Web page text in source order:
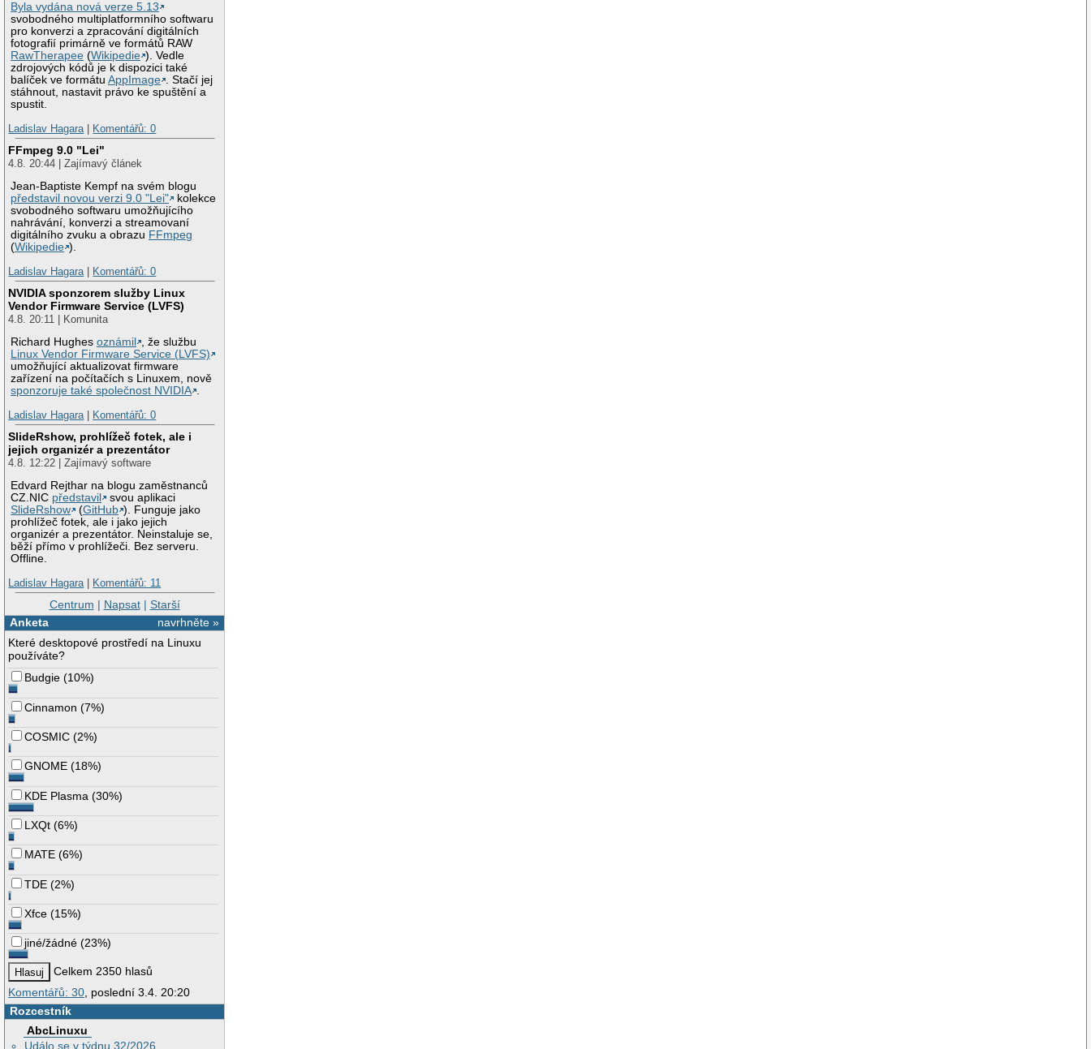
Byla vydána nová verze 5.13
svobodného multiplatformního softwaru
pro konverzi a zpracování digitálních
fotografií primárně ve formátů RAW
RawTherapee (Wikipedie ). Vedle
zdrojových kódů je k dispozici také
balíček ve formátuAppImage . Stačí jej
stáhnout, nastavit právo ke spuštění a
spustit.
Ladislav Hagara| Komentářů: 0
FFmpeg 9.0 "Lei"
4.8. 20:44 | Zajímavý článek
Jean-Baptiste Kempf na svém blogu
představil novou verzi 9.0 "Lei"
kolekce
svobodného softwaru umožňujícího
nahrávání, konverzi a streamovaní
digitálního zvuku a obrazu FFmpeg
(Wikipedie ).
Ladislav Hagara| Komentářů: 0
NVIDIA sponzorem služby Linux
Vendor Firmware Service (LVFS)
4.8. 20:11 | Komunita
Richard Hughesoznámil
, že službu
Linux Vendor Firmware Service (LVFS)
umožňující aktualizovat firmware
zařízení na počítačích s Linuxem, nově
sponzoruje také společnost NVIDIA .
Ladislav Hagara| Komentářů: 0
SlideRshow, prohlížeč fotek, ale i
jejich organizér a prezentátor
4.8. 12:22 | Zajímavý software
Edvard Rejthar na blogu zaměstnanců
CZ.NIC představil
svou aplikaci
SlideRshow
(GitHub ). Funguje jako
prohlížeč fotek, ale i jako jejich
organizér a prezentátor. Neinstaluje se,
běží přímo v prohlížeči. Bez serveru.
Offline.
Ladislav Hagara| Komentářů: 11
Centrum | Napsat| Starší
navrhněte »
Anketa
Které desktopové prostředí na Linuxu
používáte?
Budgie (10%)
Cinnamon (7%)
COSMIC (2%)
GNOME (18%)
KDE Plasma (30%)
LXQt (6%)
MATE (6%)
TDE (2%)
Xfce (15%)
jiné/žádné (23%)
Celkem 2350 hlasů
Komentářů: 30 , poslední 3.4. 20:20
Rozcestník
AbcLinuxu
Událo se v týdnu 32/2026